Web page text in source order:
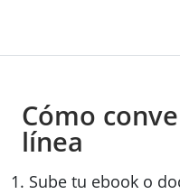
Cómo
línea
Sube tu ebook o